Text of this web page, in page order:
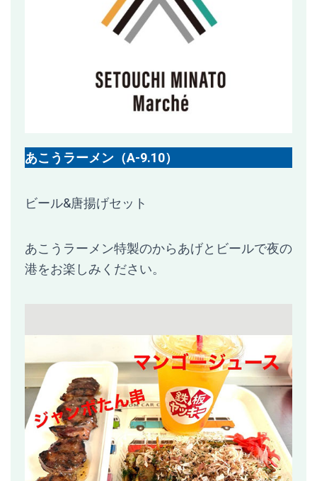
あこうラーメン（A-9.10）
ビール&唐揚げセット
あこうラーメン特製のからあげとビールで夜の
港をお楽しみください。